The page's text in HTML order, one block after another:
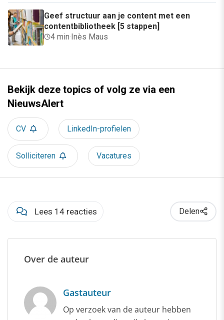
Geef structuur aan je content met een
contentbibliotheek [5 stappen]
4 min·Inès Maus
Bekijk deze topics of volg ze via een
NieuwsAlert
CV LinkedIn-profielen
Solliciteren Vacatures
Lees 14 reacties Delen
Over de auteur
Gastauteur
Op verzoek van de auteur hebben